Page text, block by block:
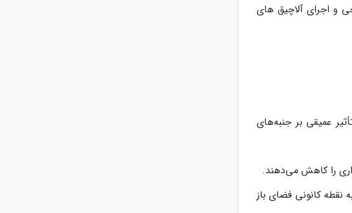
و اجرای آلاچیق های
عمیقی بر جنبه‌های
را کاهش می‌دهند.
نقطه کانونی فضای باز